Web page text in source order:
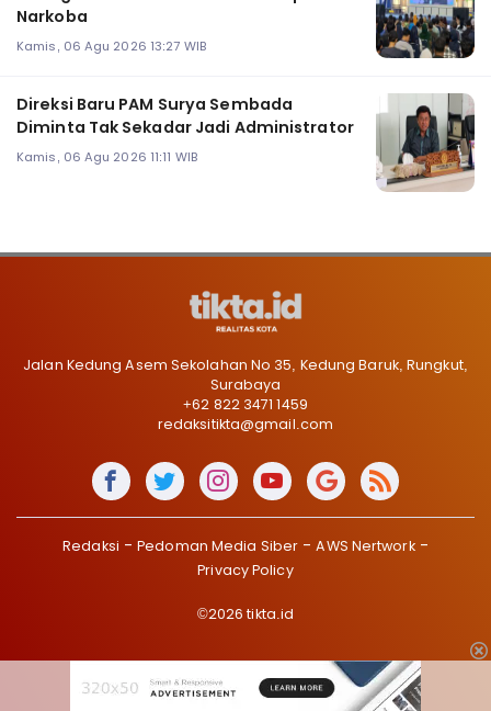
Narkoba
Kamis, 06 Agu 2026 13:27 WIB
Direksi Baru PAM Surya Sembada
Diminta Tak Sekadar Jadi Administrator
Kamis, 06 Agu 2026 11:11 WIB
Jalan Kedung Asem Sekolahan No 35, Kedung Baruk, Rungkut,
Surabaya
+62 822 3471 1459
redaksitikta@gmail.com
Redaksi Pedoman Media Siber
AWS Nertwork
Privacy Policy
©2026 tikta.id